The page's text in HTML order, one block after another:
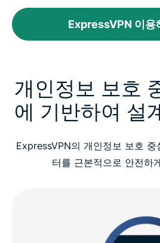
ExpressVPN 이용
개인정보 보호
에 기반하여 설
ExpressVPN의 개인정보 보호 중
터를 근본적으로 안전하